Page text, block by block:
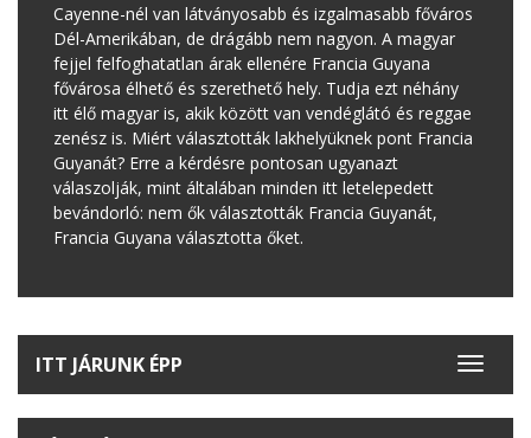
Cayenne-nél van látványosabb és izgalmasabb főváros
Dél-Amerikában, de drágább nem nagyon. A magyar
fejjel felfoghatatlan árak ellenére Francia Guyana
fővárosa élhető és szerethető hely. Tudja ezt néhány
itt élő magyar is, akik között van vendéglátó és reggae
zenész is. Miért választották lakhelyüknek pont Francia
Guyanát? Erre a kérdésre pontosan ugyanazt
válaszolják, mint általában minden itt letelepedett
bevándorló: nem ők választották Francia Guyanát,
Francia Guyana választotta őket.
Toggle
ITT JÁRUNK ÉPP